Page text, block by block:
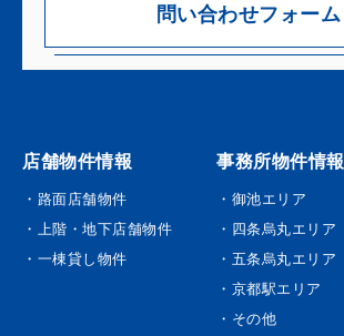
問い合わせフォーム
店舗物件情報
・路面店舗物件
・上階・地下店舗物件
・一棟貸し物件
事務所物件情報
・御池エリア
・四条烏丸エリア
・五条烏丸エリア
・京都駅エリア
・その他